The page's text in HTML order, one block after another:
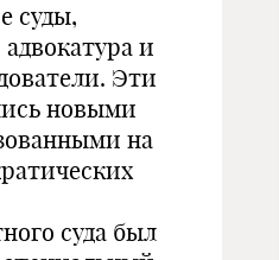
суды,
и
Эти
новыми
на
суда был